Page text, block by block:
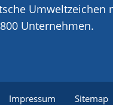
Umweltzeichen
Unternehmen.
Impressum Sitemap